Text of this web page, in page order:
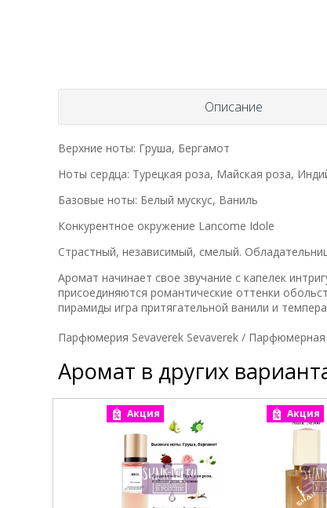
Описание
Верхние ноты: Груша, Бергамот
Ноты сердца: Турецкая роза, Майская роза,
Базовые ноты: Белый мускус, Ваниль
Конкурентное окружение Lancome Idole
Страстный, независимый, смелый.
Аромат начинает свое звучание с капелек
присоединяются романтические оттенки
пирамиды игра притягательной ванили и
Парфюмерия Sevaverek Sevaverek / Парфюмерная
Аромат в других
Акция Акция